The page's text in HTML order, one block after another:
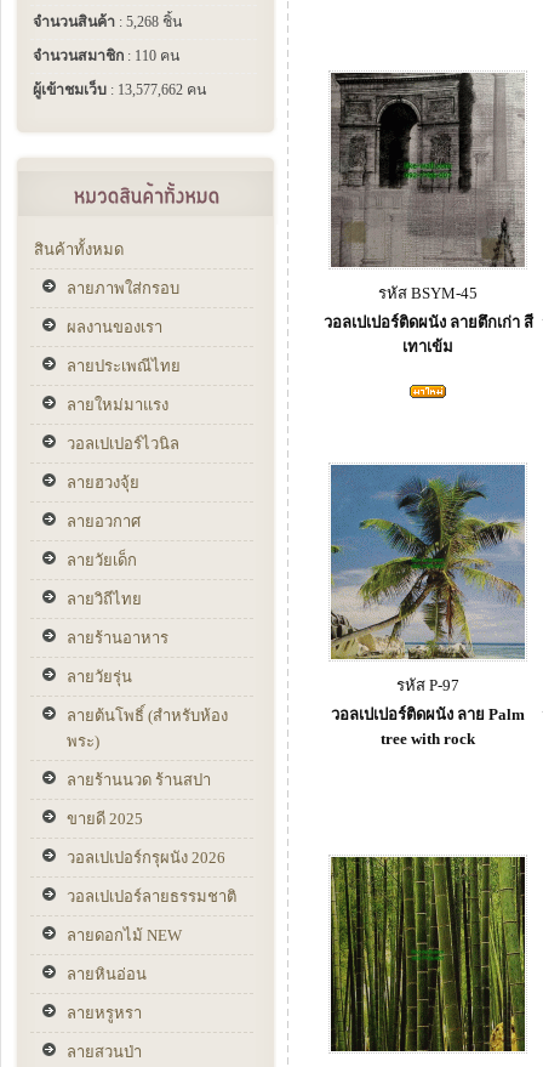
จำนวนสินค้า : 5,268 ชิ้น
จำนวนสมาชิก : 110 คน
ผู้เข้าชมเว็บ : 13,577,662 คน
สินค้าทั้งหมด
ลายภาพใส่กรอบ
ผลงานของเรา
ลายประเพณีไทย
ลายใหม่มาแรง
วอลเปเปอร์ไวนิล
ลายฮวงจุ้ย
ลายอวกาศ
ลายวัยเด็ก
ลายวิถีไทย
ลายร้านอาหาร
ลายวัยรุ่น
ลายต้นโพธิ์ (สำหรับห้อง
พระ)
ลายร้านนวด ร้านสปา
ขายดี 2025
วอลเปเปอร์กรุผนัง 2026
วอลเปเปอร์ลายธรรมชาติ
ลายดอกไม้ NEW
ลายหินอ่อน
ลายหรูหรา
ลายสวนป่า
รหัส BSYM-45
วอลเปเปอร์ติดผนัง ลายตึกเก่า สี
เทาเข้ม
รหัส P-97
วอลเปเปอร์ติดผนัง ลาย Palm
tree with rock